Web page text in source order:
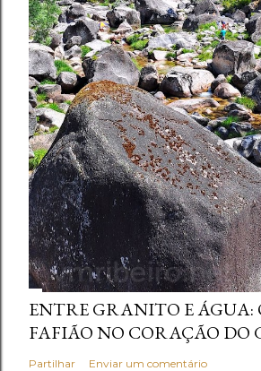
ENTRE GRANITO E ÁGUA:
FAFIÃO NO CORAÇÃO DO
Partilhar Enviar um comentário